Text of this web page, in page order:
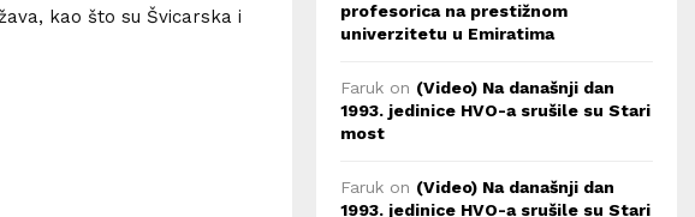
kao što su Švicarska i
profesorica na prestižnom
univerzitetu u Emiratima
Faruk on (Video) Na današnji dan
1993. jedinice HVO-a srušile su Stari
most
Faruk on (Video) Na današnji dan
1993. jedinice HVO-a srušile su Stari